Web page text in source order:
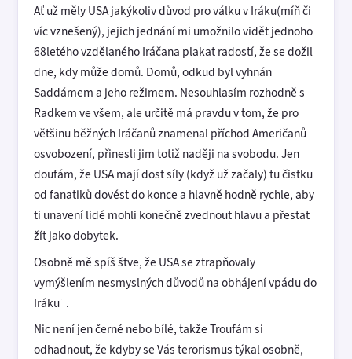
Ať už měly USA jakýkoliv důvod pro válku v Iráku(míň či
víc vznešený), jejich jednání mi umožnilo vidět jednoho
68letého vzdělaného Iráčana plakat radostí, že se dožil
dne, kdy může domů. Domů, odkud byl vyhnán
Saddámem a jeho režimem. Nesouhlasím rozhodně s
Radkem ve všem, ale určitě má pravdu v tom, že pro
většinu běžných Iráčanů znamenal příchod Američanů
osvobození, přinesli jim totiž naději na svobodu. Jen
doufám, že USA mají dost síly (když už začaly) tu čistku
od fanatiků dovést do konce a hlavně hodně rychle, aby
ti unavení lidé mohli konečně zvednout hlavu a přestat
žít jako dobytek.
Osobně mě spíš štve, že USA se ztrapňovaly
vymýšlením nesmyslných důvodů na obhájení vpádu do
Iráku¨.
Nic není jen černé nebo bílé, takže Troufám si
odhadnout, že kdyby se Vás terorismus týkal osobně,